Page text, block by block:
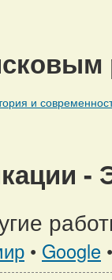
и
• Google